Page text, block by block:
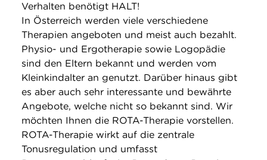
Verhalten benötigt HALT!
In Österreich werden viele verschiedene
Therapien angeboten und meist auch bezahlt.
Physio- und Ergotherapie sowie Logopädie
sind den Eltern bekannt und werden vom
Kleinkindalter an genutzt. Darüber hinaus gibt
es aber auch sehr interessante und bewährte
Angebote, welche nicht so bekannt sind. Wir
möchten Ihnen die ROTA-Therapie vorstellen.
ROTA-Therapie wirkt auf die zentrale
Tonusregulation und umfasst